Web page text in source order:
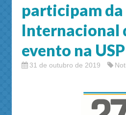
participam da
Internacional
evento na USP
31 de outubro de 2019